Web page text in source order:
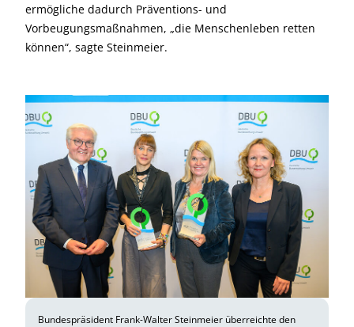
ermögliche dadurch Präventions- und
Vorbeugungsmaßnahmen, „die Menschenleben retten
können“, sagte Steinmeier.
Bundespräsident Frank-Walter Steinmeier überreichte den